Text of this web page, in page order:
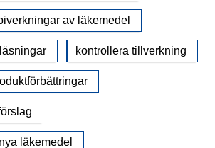
av läkemedel
kontrollera tillverkning
läkemedel